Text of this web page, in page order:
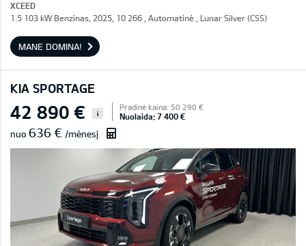
XCEED
1.5 103 kW Benzinas, 2025, 10 266 , Automatinė , Lunar Silver (CSS)
MANE DOMINA!
KIA SPORTAGE
42 890 € i
Pradinė kaina: 50 290 €
Nuolaida: 7 400 €
nuo 636 € /mėnesį